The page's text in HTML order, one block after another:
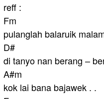
reff :
Fm
pulanglah balaruik
D#
di tanyo nan berang –
A#m
kok lai bana bajawek . .